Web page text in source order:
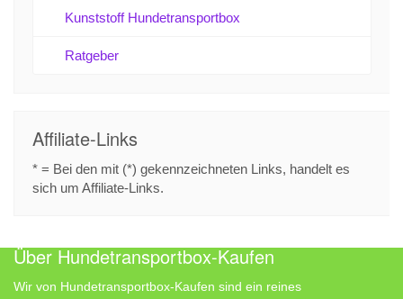
Kunststoff Hundetransportbox
Ratgeber
Affiliate-Links
* = Bei den mit (*) gekennzeichneten Links, handelt es
sich um Affiliate-Links.
Über Hundetransportbox-Kaufen
Wir von Hundetransportbox-Kaufen sind ein reines